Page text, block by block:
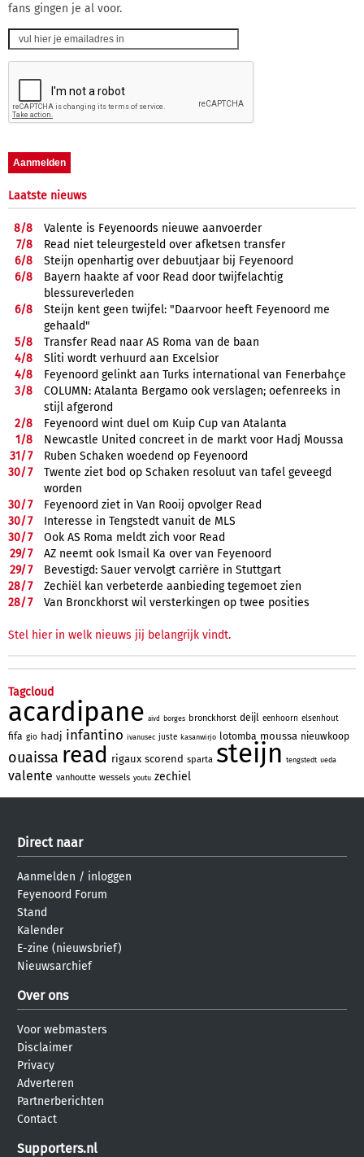
fans gingen je al voor.
Laatste nieuws
8/8
Valente is Feyenoords nieuwe aanvoerder
7/8
Read niet teleurgesteld over afketsen transfer
6/8
Steijn openhartig over debuutjaar bij Feyenoord
6/8
Bayern haakte af voor Read door twijfelachtig
blessureverleden
6/8
Steijn kent geen twijfel: "Daarvoor heeft Feyenoord me
gehaald"
5/8
Transfer Read naar AS Roma van de baan
4/8
Sliti wordt verhuurd aan Excelsior
4/8
Feyenoord gelinkt aan Turks international van Fenerbahçe
3/8
COLUMN: Atalanta Bergamo ook verslagen; oefenreeks in
stijl afgerond
2/8
Feyenoord wint duel om Kuip Cup van Atalanta
1/8
Newcastle United concreet in de markt voor Hadj Moussa
31/7
Ruben Schaken woedend op Feyenoord
30/7
Twente ziet bod op Schaken resoluut van tafel geveegd
worden
30/7
Feyenoord ziet in Van Rooij opvolger Read
30/7
Interesse in Tengstedt vanuit de MLS
30/7
Ook AS Roma meldt zich voor Read
29/7
AZ neemt ook Ismail Ka over van Feyenoord
29/7
Bevestigd: Sauer vervolgt carrière in Stuttgart
28/7
Zechiël kan verbeterde aanbieding tegemoet zien
28/7 Van Bronckhorst wil versterkingen op twee posities
Stel hier in welk nieuws jij belangrijk vindt.
Tagcloud
acardipane aivd borges bronckhorst deijl eenhoorn elsenhout
fifa gio hadj infantino ivanusec juste kasanwirjo lotomba moussa nieuwkoop
ouaissa read rigaux scorend sparta steijn tengstedt ueda
valente vanhoutte wessels youtu zechiel
Direct naar
Aanmelden / inloggen
Feyenoord Forum
Stand
Kalender
E-zine (nieuwsbrief)
Nieuwsarchief
Over ons
Voor webmasters
Disclaimer
Privacy
Adverteren
Partnerberichten
Contact
Supporters.nl